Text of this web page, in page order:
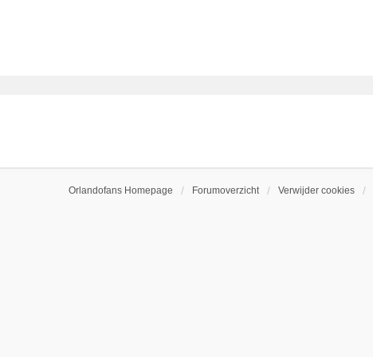
Orlandofans Homepage Forumoverzicht Verwijder cookies